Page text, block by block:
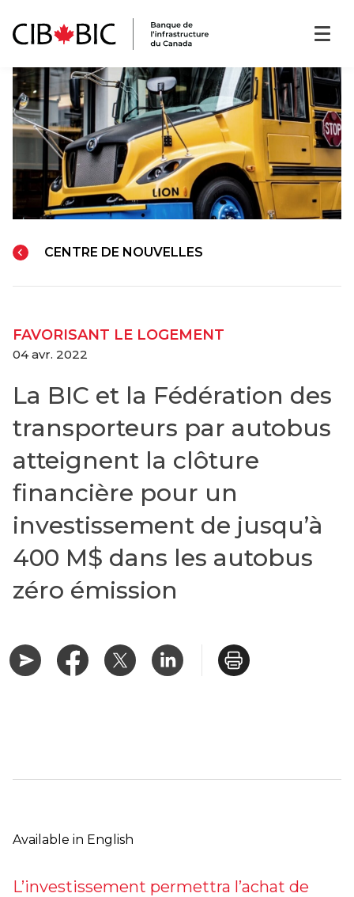
CENTRE DE NOUVELLES
FAVORISANT LE LOGEMENT
04 avr. 2022
La BIC et la Fédération des
transporteurs par autobus
atteignent la clôture
financière pour un
investissement de jusqu’à
400 M$ dans les autobus
zéro émission
Available in English
L’investissement permettra l’achat de